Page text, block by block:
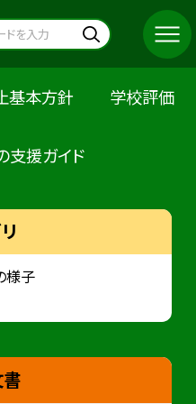
基本方針 学校評価
支援ガイド
様子